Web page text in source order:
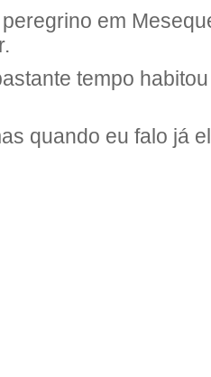
em
tempo
quando eu falo já